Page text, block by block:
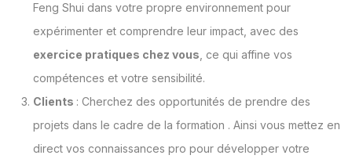
Feng Shui dans votre propre environnement pour
expérimenter et comprendre leur impact, avec des
exercice pratiques chez vous , ce qui affine vos
compétences et votre sensibilité.
Clients : Cherchez des opportunités de prendre des
projets dans le cadre de la formation . Ainsi vous mettez en
direct vos connaissances pro pour développer votre